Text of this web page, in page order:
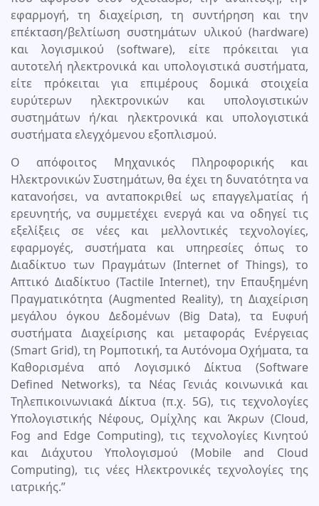
εφαρμογή, τη διαχείριση, τη συντήρηση και την
επέκταση/βελτίωση συστημάτων υλικού (hardware)
και λογισμικού (software), είτε πρόκειται για
αυτοτελή ηλεκτρονικά και υπολογιστικά συστήματα,
είτε πρόκειται για επιμέρους δομικά στοιχεία
ευρύτερων ηλεκτρονικών και υπολογιστικών
συστημάτων ή/και ηλεκτρονικά και υπολογιστικά
συστήματα ελεγχόμενου εξοπλισμού.
Ο απόφοιτος Μηχανικός Πληροφορικής και
Ηλεκτρονικών Συστημάτων, θα έχει τη δυνατότητα να
κατανοήσει, να ανταποκριθεί ως επαγγελματίας ή
ερευνητής, να συμμετέχει ενεργά και να οδηγεί τις
εξελίξεις σε νέες και μελλοντικές τεχνολογίες,
εφαρμογές, συστήματα και υπηρεσίες όπως το
Διαδίκτυο των Πραγμάτων (Internet of Things), το
Απτικό Διαδίκτυο (Tactile Internet), την Επαυξημένη
Πραγματικότητα (Augmented Reality), τη Διαχείριση
μεγάλου όγκου Δεδομένων (Big Data), τα Ευφυή
συστήματα Διαχείρισης και μεταφοράς Ενέργειας
(Smart Grid), τη Ρομποτική, τα Αυτόνομα Οχήματα, τα
Καθορισμένα από Λογισμικό Δίκτυα (Software
Defined Networks), τα Νέας Γενιάς κοινωνικά και
Τηλεπικοινωνιακά Δίκτυα (π.χ. 5G), τις τεχνολογίες
Υπολογιστικής Νέφους, Ομίχλης και Άκρων (Cloud,
Fog and Edge Computing), τις τεχνολογίες Κινητού
και Διάχυτου Υπολογισμού (Mobile and Cloud
Computing), τις νέες Ηλεκτρονικές τεχνολογίες της
ιατρικής.”